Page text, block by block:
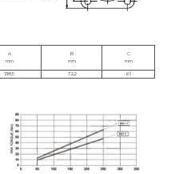
A
mm
B
mm
C
mm
138,5
72,2 61